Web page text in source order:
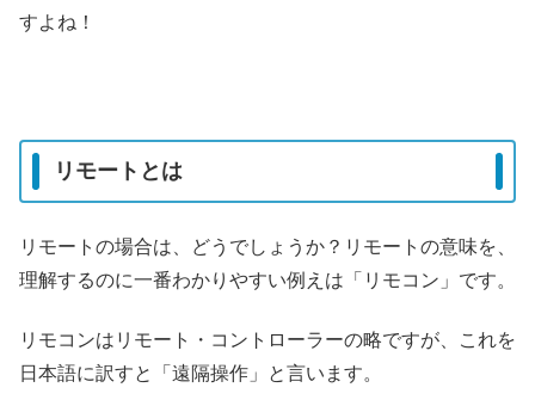
すよね！
リモートとは
リモートの場合は、どうでしょうか？リモートの意味を、
理解するのに一番わかりやすい例えは「リモコン」です。
リモコンはリモート・コントローラーの略ですが、これを
日本語に訳すと「遠隔操作」と言います。